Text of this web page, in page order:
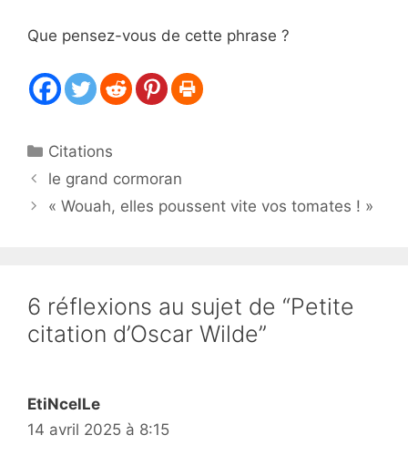
Que pensez-vous de cette phrase ?
Catégories
Citations
le grand cormoran
« Wouah, elles poussent vite vos tomates ! »
6 réflexions au sujet de “Petite
citation d’Oscar Wilde”
EtiNcelLe
14 avril 2025 à 8:15